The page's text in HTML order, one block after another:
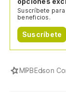
Suscríbete
beneficios.
Suscríbete
MPBEdson